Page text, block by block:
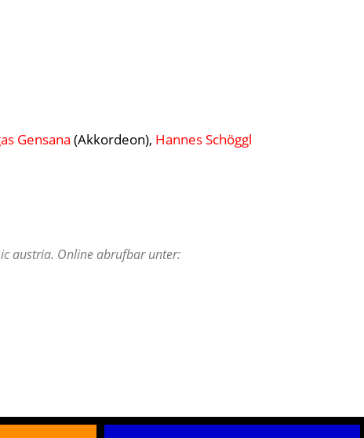
Gensana (Akkordeon), Hannes Schöggl
austria. Online abrufbar unter: